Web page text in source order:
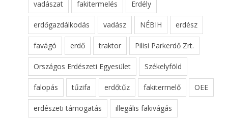
vadászat fakitermelés Erdély
erdőgazdálkodás vadász NÉBIH erdész
favágó erdő traktor Pilisi Parkerdő Zrt.
Országos Erdészeti Egyesület Székelyföld
falopás tűzifa erdőtűz fakitermelő OEE
erdészeti támogatás illegális fakivágás